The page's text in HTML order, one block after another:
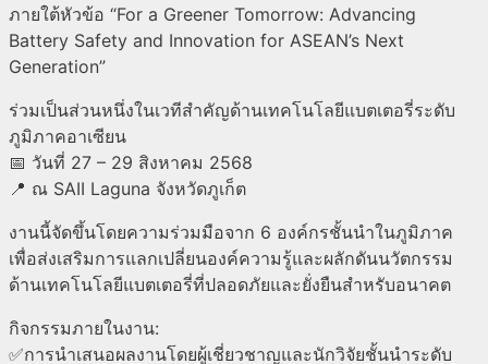
ภายใต้หัวข้อ “For a Greener Tomorrow: Advancing
Battery Safety and Innovation for ASEAN’s Next
Generation”
ร่วมเป็นส่วนหนึ่งในเวทีสำคัญด้านเทคโนโลยีแบตเตอรี่ระดับ
ภูมิภาคอาเซียน
📅 วันที่ 27 – 29 สิงหาคม 2568
📍 ณ SAII Laguna จังหวัดภูเก็ต
งานนี้จัดขึ้นโดยความร่วมมือจาก 6 องค์กรชั้นนำในภูมิภาค
เพื่อส่งเสริมการแลกเปลี่ยนองค์ความรู้และผลักดันนวัตกรรม
ด้านเทคโนโลยีแบตเตอรี่ที่ปลอดภัยและยั่งยืนสำหรับอนาคต
กิจกรรมภายในงาน:
✅การนำเสนอผลงานโดยผู้เชี่ยวชาญและนักวิจัยชั้นนำระดับ